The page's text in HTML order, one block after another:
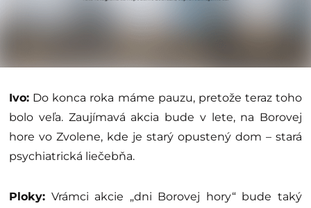
Ivo: Do konca roka máme pauzu, pretože teraz toho
bolo veľa. Zaujímavá akcia bude v lete, na Borovej
hore vo Zvolene, kde je starý opustený dom – stará
psychiatrická liečebňa.
Ploky: Vrámci akcie „dni Borovej hory“ bude taký